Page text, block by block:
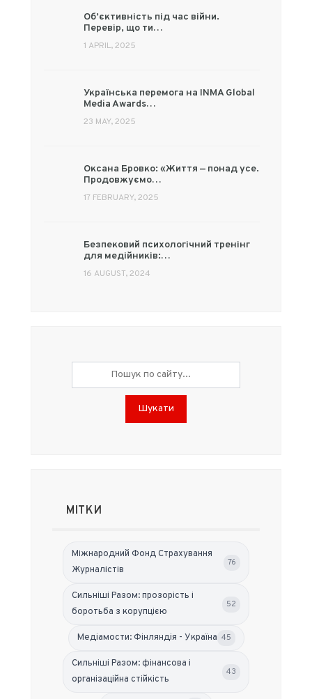
Об’єктивність під час війни.
Перевір, що ти…
1 APRIL, 2025
Українська перемога на INMA Global
Media Awards…
23 MAY, 2025
Оксана Бровко: «Життя — понад усе.
Продовжуємо…
17 FEBRUARY, 2025
Безпековий психологічний тренінг
для медійників:…
16 AUGUST, 2024
Шукати
МІТКИ
Міжнародний Фонд Страхування
Журналістів
76
Сильніші Разом: прозорість і
боротьба з корупцією
52
Медіамости: Фінляндія - Україна 45
Сильніші Разом: фінансова і
організаційна стійкість
43